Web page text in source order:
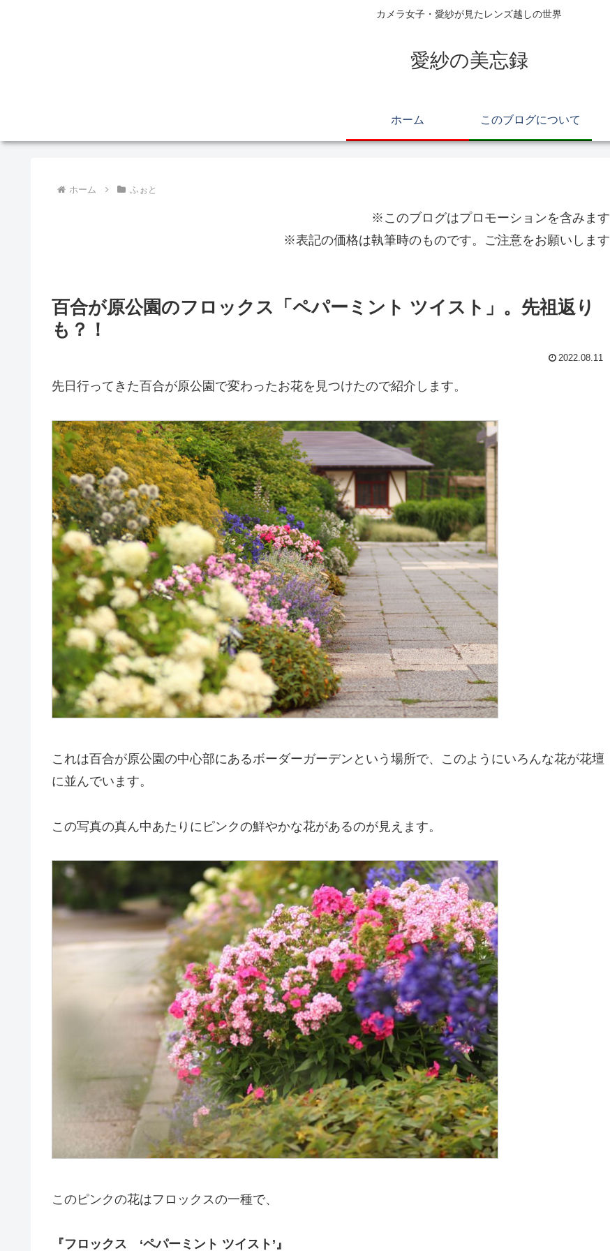
カメラ女子・愛紗が見たレンズ越しの世界
愛紗の美忘録
ホーム このブログについて
ホーム ふぉと
※このブログはプロモーションを含みます
※表記の価格は執筆時のものです。ご注意をお願いします
百合が原公園のフロックス「ペパーミント ツイスト」。先祖返り
も？！
2022.08.11
先日行ってきた百合が原公園で変わったお花を見つけたので紹介します。
これは百合が原公園の中心部にあるボーダーガーデンという場所で、このようにいろんな花が花壇
に並んでいます。
この写真の真ん中あたりにピンクの鮮やかな花があるのが見えます。
このピンクの花はフロックスの一種で、
『フロックス ‘ペパーミント ツイスト’』